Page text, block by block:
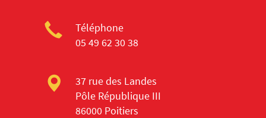
Téléphone
05 49 62 30 38
37 rue des Landes
Pôle République III
86000 Poitiers